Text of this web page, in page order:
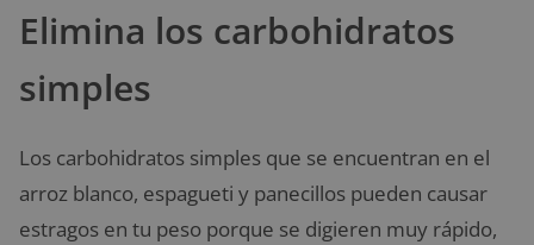
Elimina los carbohidratos
simples
Los carbohidratos simples que se encuentran en el
arroz blanco, espagueti y panecillos pueden causar
estragos en tu peso porque se digieren muy rápido,